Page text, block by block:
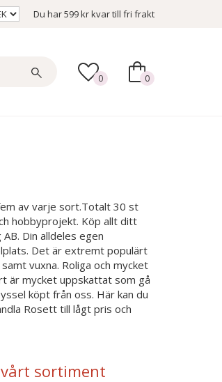
Du har599 krkvar till fri frakt
0 0
av varje sort.Totalt 30 st
hobbyprojekt. Köp allt ditt
Din alldeles egen
Det är extremt populärt
vuxna. Roliga och mycket
är mycket uppskattat som gå
köpt från oss. Här kan du
Rosett till lågt pris och
sortiment